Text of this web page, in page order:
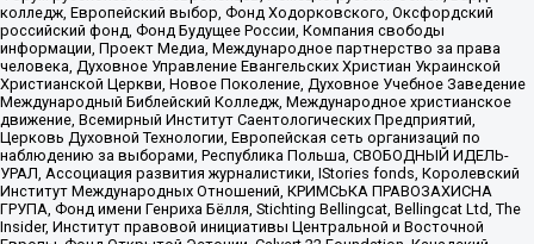
колледж, Европейский выбор, Фонд Ходорковского, Оксфордский
российский фонд, Фонд Будущее России, Компания свободы
информации, Проект Медиа, Международное партнерство за права
человека, Духовное Управление Евангельских Христиан Украинской
Христианской Церкви, Новое Поколение, Духовное Учебное Заведение
Международный Библейский Колледж, Международное христианское
движение, Всемирный Институт Саентологических Предприятий,
Церковь Духовной Технологии, Европейская сеть организаций по
наблюдению за выборами, Республика Польша, СВОБОДНЫЙ ИДЕЛЬ-
УРАЛ, Ассоциация развития журналистики, IStories fonds, Королевский
Институт Международных Отношений, КРИМСЬКА ПРАВОЗАХИСНА
ГРУПА, Фонд имени Генриха Бёлля, Stichting Bellingcat, Bellingcat Ltd, The
Insider, Институт правовой инициативы Центральной и Восточной